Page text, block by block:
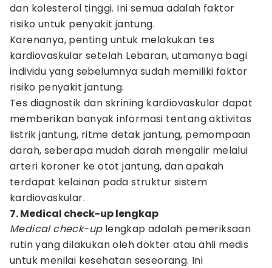
dan kolesterol tinggi. Ini semua adalah faktor
risiko untuk penyakit jantung.
Karenanya, penting untuk melakukan tes
kardiovaskular setelah Lebaran, utamanya bagi
individu yang sebelumnya sudah memiliki faktor
risiko penyakit jantung.
Tes diagnostik dan skrining kardiovaskular dapat
memberikan banyak informasi tentang aktivitas
listrik jantung, ritme detak jantung, pemompaan
darah, seberapa mudah darah mengalir melalui
arteri koroner ke otot jantung, dan apakah
terdapat kelainan pada struktur sistem
kardiovaskular.
7. Medical check-up lengkap
Medical check-uplengkap adalah pemeriksaan
rutin yang dilakukan oleh dokter atau ahli medis
untuk menilai kesehatan seseorang. Ini